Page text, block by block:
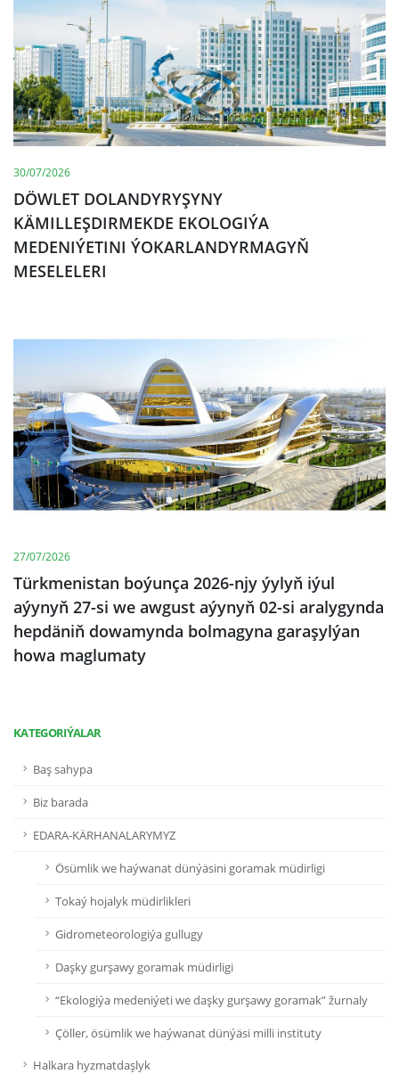
30/07/2026
DÖWLET DOLANDYRYŞYNY
KÄMILLEŞDIRMEKDE EKOLOGIÝA
MEDENIÝETINI ÝOKARLANDYRMAGYŇ
MESELELERI
27/07/2026
Türkmenistan boýunça 2026-njy ýylyň iýul
aýynyň 27-si we awgust aýynyň 02-si aralygynda
hepdäniň dowamynda bolmagyna garaşylýan
howa maglumaty
KATEGORIÝALAR
Baş sahypa
Biz barada
EDARA-KÄRHANALARYMYZ
Ösümlik we haýwanat dünýäsini goramak müdirligi
Tokaý hojalyk müdirlikleri
Gidrometeorologiýa gullugy
Daşky gurşawy goramak müdirligi
“Ekologiýa medeniýeti we daşky gurşawy goramak” žurnaly
Çöller, ösümlik we haýwanat dünýäsi milli instituty
Halkara hyzmatdaşlyk